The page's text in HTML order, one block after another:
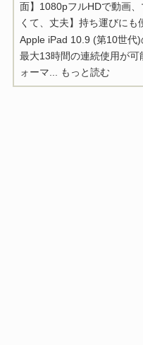
面】1080pフルHDで動画
くて、丈夫】持ち運びに
Apple iPad 10.9 (第10世代)
最大13時間の連続使用が
ォーマ...
もっと読む